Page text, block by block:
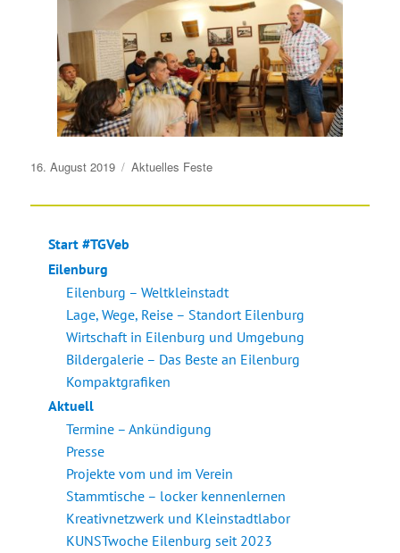
Veröffentlicht
16. August 2019 Aktuelles Feste
Start #TGVeb
Eilenburg
Eilenburg – Weltkleinstadt
Lage, Wege, Reise – Standort Eilenburg
Wirtschaft in Eilenburg und Umgebung
Bildergalerie – Das Beste an Eilenburg
Kompaktgrafiken
Aktuell
Termine – Ankündigung
Presse
Projekte vom und im Verein
Stammtische – locker kennenlernen
Kreativnetzwerk und Kleinstadtlabor
KUNSTwoche Eilenburg seit 2023